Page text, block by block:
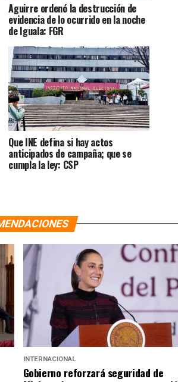
Aguirre ordenó la destrucción de
evidencia de lo ocurrido en la noche
de Iguala: FGR
Que INE defina si hay actos
anticipados de campaña; que se
cumpla la ley: CSP
INTERNACIONAL
Gobierno reforzará seguridad de